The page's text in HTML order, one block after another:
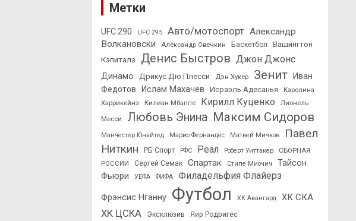
Метки
UFC 290 UFC 295 Авто/мотоспорт Александр
Волкановски
Александр Овечкин Баскетбол
Вашингтон
Кэпиталз
Денис Быстров Джон Джонс
Динамо Дрикус Дю Плесси Дэн Хукер Зенит
Иван
Федотов
Ислам Махачев Исраэль Адесанья
Каролина
Харрикейнз
Килиан Мбаппе Кирилл Куценко
Лионель
Месси
Любовь Энина Максим Сидоров
Манчестер Юнайтед Марио Фернандес Матвей Мичков
Павел
Ниткин
РБ Спорт РФС Реал Роберт Уиттакер
СБОРНАЯ
РОССИИ
Сергей Семак Спартак Стипе Миочич
Тайсон
Фьюри
УЕФА ФИФА Филадельфия Флайерз
Фрэнсис Нганну Футбол ХК Авангард ХК СКА
ХК ЦСКА Эксклюзив Яир Родригес